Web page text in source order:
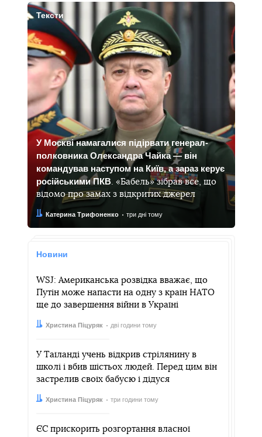
Тексти
У Москві намагалися підірвати генерал-
полковника Олександра Чайка — він
командував наступом на Київ, а зараз керує
російськими ПКВ. «Бабель» зібрав все, що
відомо про замах з відкритих джерел
Автор:
Катерина Трифоненко
Дата: три дні тому
Новини
WSJ: Американська розвідка вважає, що
Путін може напасти на одну з країн НАТО
ще до завершення війни в Україні
Автор:
Христина Піцуряк
Дата: дві години тому
У Таїланді учень відкрив стрілянину в
школі і вбив шістьох людей. Перед цим він
застрелив своїх бабусю і дідуся
Автор:
Христина Піцуряк
Дата: три години тому
ЄС прискорить розгортання власної